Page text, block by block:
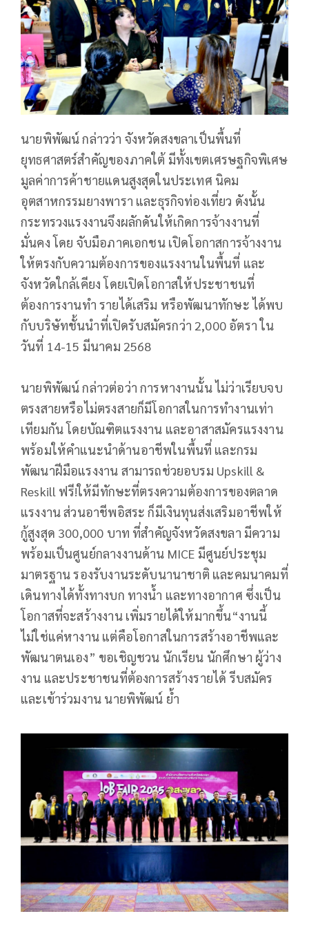
นายพิพัฒน์ กล่าวว่า จังหวัดสงขลาเป็นพื้นที่
ยุทธศาสตร์สำคัญของภาคใต้ มีทั้งเขตเศรษฐกิจพิเศษ
มูลค่าการค้าชายแดนสูงสุดในประเทศ นิคม
อุตสาหกรรมยางพารา และธุรกิจท่องเที่ยว ดังนั้น
กระทรวงแรงงานจึงผลักดันให้เกิดการจ้างงานที่
มั่นคง โดย จับมือภาคเอกชน เปิดโอกาสการจ้างงาน
ให้ตรงกับความต้องการของแรงงานในพื้นที่ และ
จังหวัดใกล้เคียง โดยเปิดโอกาสให้ประชาชนที่
ต้องการงานทำ รายได้เสริม หรือพัฒนาทักษะ ได้พบ
กับบริษัทชั้นนำที่เปิดรับสมัครกว่า 2,000 อัตรา ใน
วันที่ 14-15 มีนาคม 2568
นายพิพัฒน์ กล่าวต่อว่า การหางานนั้น ไม่ว่าเรียบจบ
ตรงสายหรือไม่ตรงสายก็มีโอกาสในการทำงานเท่า
เทียมกัน โดยบัณฑิตแรงงาน และอาสาสมัครแรงงาน
พร้อมให้คำแนะนำด้านอาชีพในพื้นที่ และกรม
พัฒนาฝีมือแรงงาน สามารถช่วยอบรม Upskill &
Reskill ฟรี!ให้มีทักษะที่ตรงความต้องการของตลาด
แรงงาน ส่วนอาชีพอิสระ ก็มีเงินทุนส่งเสริมอาชีพให้
กู้สูงสุด 300,000 บาท ที่สำคัญจังหวัดสงขลา มีความ
พร้อมเป็นศูนย์กลางงานด้าน MICE มีศูนย์ประชุม
มาตรฐาน รองรับงานระดับนานาชาติ และคมนาคมที่
เดินทางได้ทั้งทางบก ทางน้ำ และทางอากาศ ซึ่งเป็น
โอกาสที่จะสร้างงาน เพิ่มรายได้ให้มากขึ้น“งานนี้
ไม่ใช่แค่หางาน แต่คือโอกาสในการสร้างอาชีพและ
พัฒนาตนเอง” ขอเชิญชวน นักเรียน นักศึกษา ผู้ว่าง
งาน และประชาชนที่ต้องการสร้างรายได้ รีบสมัคร
และเข้าร่วมงาน นายพิพัฒน์ ย้ำ